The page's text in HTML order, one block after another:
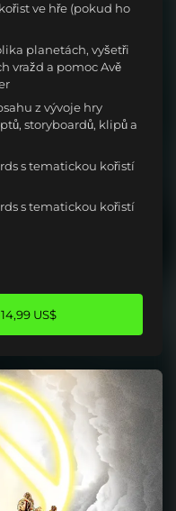
ve hře (pokud ho
planetách, vyšetři
vražd a pomoc Avě
z vývoje hry
storyboardů, klipů a
s tematickou kořistí
s tematickou kořistí
14,99 US$